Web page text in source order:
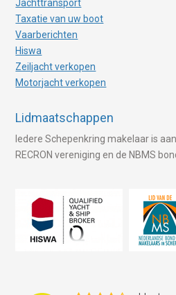
Jachttransport
Taxatie van uw boot
Vaarberichten
Hiswa
Zeiljacht verkopen
Motorjacht verkopen
Lidmaatschappen
Iedere Schepenkring makelaar is
RECRON vereniging en de NBMS